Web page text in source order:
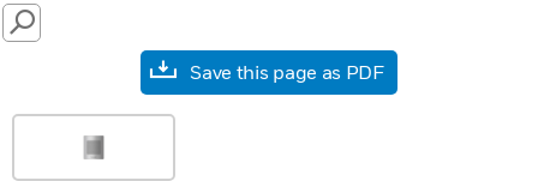
SEARCH
Save this page as PDF